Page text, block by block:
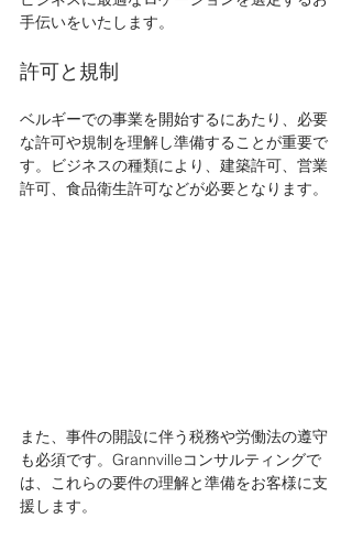
手伝いをいたします。
許可と規制
ベルギーでの事業を開始するにあたり、必要
な許可や規制を理解し準備することが重要で
す。ビジネスの種類により、建築許可、営業
許可、食品衛生許可などが必要となります。
また、事件の開設に伴う税務や労働法の遵守
も必須です。Grannvilleコンサルティングで
は、これらの要件の理解と準備をお客様に支
援します。